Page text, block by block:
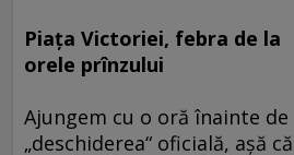
Piaţa Victoriei, febra de la
orele prînzului
Ajungem cu o oră înainte de
„deschiderea“ oficială, aşă că